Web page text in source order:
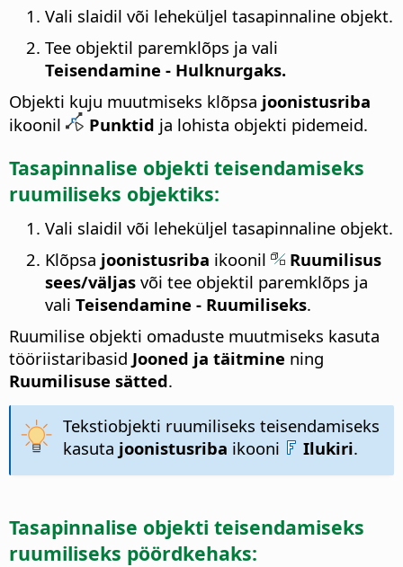
Vali slaidil või leheküljel tasapinnaline objekt.
Tee objektil paremklõps ja vali
Teisendamine - Hulknurgaks.
Objekti kuju muutmiseks klõpsa joonistusriba
ikoonil
Punktid ja lohista objekti pidemeid.
Tasapinnalise objekti teisendamiseks
ruumiliseks objektiks:
Vali slaidil või leheküljel tasapinnaline objekt.
Klõpsa joonistusriba ikoonil
Ruumilisus
sees/väljas või tee objektil paremklõps ja
vali Teisendamine - Ruumiliseks.
Ruumilise objekti omaduste muutmiseks kasuta
tööriistaribasid Jooned ja täitmine ning
Ruumilisuse sätted.
Tekstiobjekti ruumiliseks teisendamiseks
kasuta joonistusriba ikooni Ilukiri.
Tasapinnalise objekti teisendamiseks
ruumiliseks pöördkehaks: